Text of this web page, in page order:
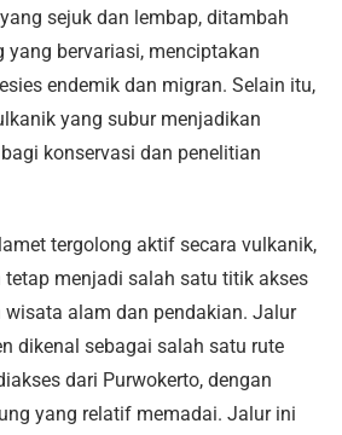
sejuk dan lembap, ditambah
yang bervariasi, menciptakan
endemik dan migran. Selain itu,
yang subur menjadikan
konservasi dan penelitian
tergolong aktif secara vulkanik,
tetap menjadi salah satu titik akses
alam dan pendakian. Jalur
dikenal sebagai salah satu rute
dari Purwokerto, dengan
yang relatif memadai. Jalur ini